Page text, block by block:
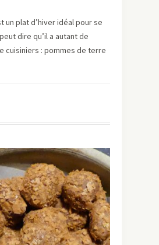
un plat d’hiver idéal pour se
dire qu’il a autant de
cuisiniers : pommes de terre